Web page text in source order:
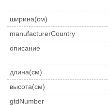
ширина(см)
manufacturerCountry
описание
длина(см)
высота(см)
gtdNumber